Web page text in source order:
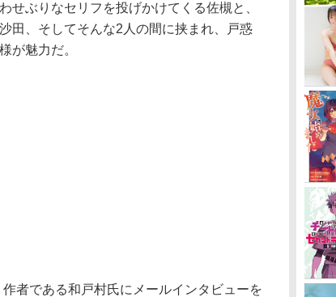
せぶりなセリフを投げかけてくる佐槻と、
田、そしてそんな2人の間に挟まれ、戸惑
が魅力だ。
者である和戸村氏にメールインタビューを